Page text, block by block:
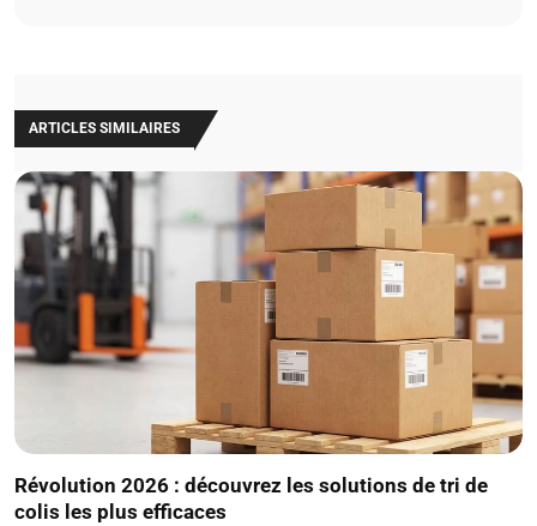
ARTICLES SIMILAIRES
Révolution 2026 : découvrez les solutions de tri de
colis les plus efficaces